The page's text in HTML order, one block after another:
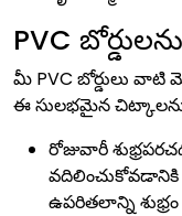
PVC
మీ PVC బోర్డులు వాటి
ఈ సులభమైన
రోజువారీ
ఉపరితలాన్ని